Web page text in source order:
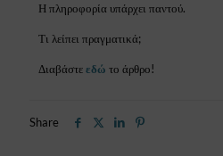
Η πληροφορία υπάρχει παντού.
Τι λείπει πραγματικά;
Διαβάστεεδώ το άρθρο!
Share